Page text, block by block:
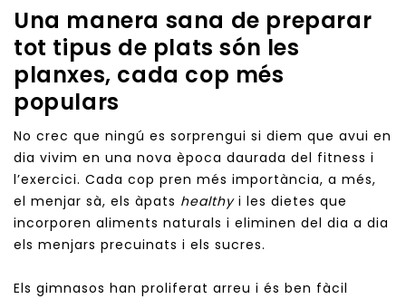
Una manera sana de preparar
tot tipus de plats són les
planxes, cada cop més
populars
No crec que ningú es sorprengui si diem que avui en
dia vivim en una nova època daurada del fitness i
l’exercici. Cada cop pren més importància, a més,
el menjar sà, els àpats healthyi les dietes que
incorporen aliments naturals i eliminen del dia a dia
els menjars precuinats i els sucres.
Els gimnasos han proliferat arreu i és ben fàcil